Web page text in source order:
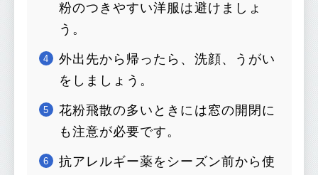
粉のつきやすい洋服は避けましょ
う。
外出先から帰ったら、洗顔、うがい
をしましょう。
花粉飛散の多いときには窓の開閉に
も注意が必要です。
抗アレルギー薬をシーズン前から使